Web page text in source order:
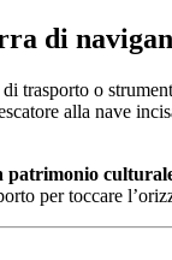
di
trasporto o
alla nave
patrimonio
per toccare